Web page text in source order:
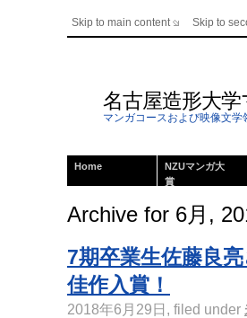
Skip to main content Skip to
名古屋造形大
マンガコースおよび映像文
Home
NZUマンガ大
賞
Archive for 6月,
7期卒業生佐藤良
佳作入賞！
2018年6月29日, filed under